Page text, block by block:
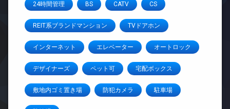
24時間管理 BS CATV CS
REIT系ブランドマンション TVドアホン
インターネット エレベーター オートロック
デザイナーズ ペット可 宅配ボックス
敷地内ゴミ置き場 防犯カメラ 駐車場